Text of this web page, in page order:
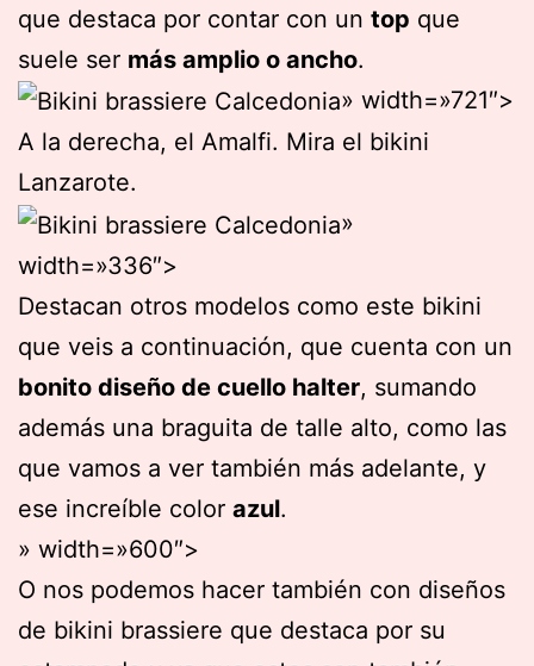
que destaca por contar con un top que
suele ser más amplio o ancho.
» width=»721″>
A la derecha, el Amalfi. Mira el bikini
Lanzarote.
»
width=»336″>
Destacan otros modelos como este bikini
que veis a continuación, que cuenta con un
bonito diseño de cuello halter, sumando
además una braguita de talle alto, como las
que vamos a ver también más adelante, y
ese increíble color azul.
» width=»600″>
O nos podemos hacer también con diseños
de bikini brassiere que destaca por su